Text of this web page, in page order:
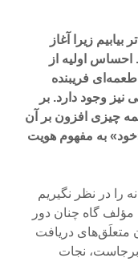
زیرا آغاز
احساس اولیه از
فریبنده
وجود دارد. بر
چیزی افزون بر آن
به مفهوم هویت
را در نظر نگیریم
گاه چنان دور
متعلَق‌های دریافت
نجات